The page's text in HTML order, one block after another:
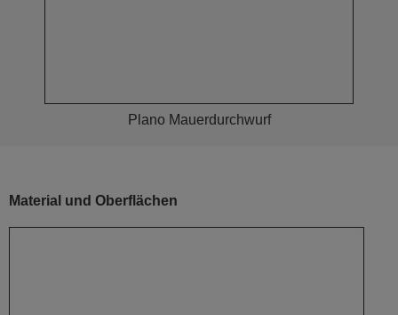
Plano Mauerdurchwurf
Material und Oberflächen